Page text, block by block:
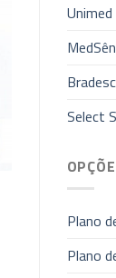
Select
Plano
Plano